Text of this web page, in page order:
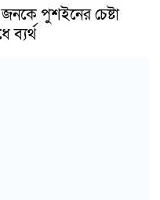
পুশইনের চেষ্টা
ব্যর্থ